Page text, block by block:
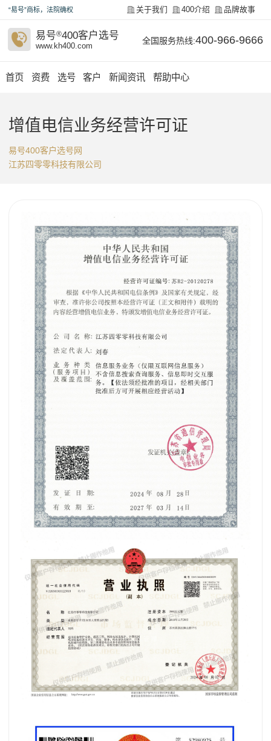
“易号”商标，法院确权 关于我们 400介绍 品牌故事
易号®400客户选号
www.kh400.com
全国服务热线:400-966-9666
首页 资费 选号 客户 新闻资讯 帮助中心
增值电信业务经营许可证
易号400客户选号网
江苏四零零科技有限公司